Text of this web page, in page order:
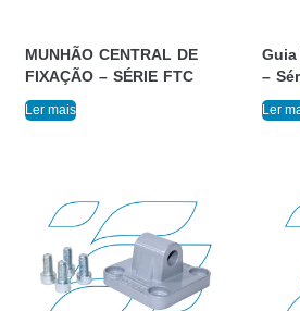
MUNHÃO CENTRAL DE
FIXAÇÃO – SÉRIE FTC
Ler mais
–
Ler